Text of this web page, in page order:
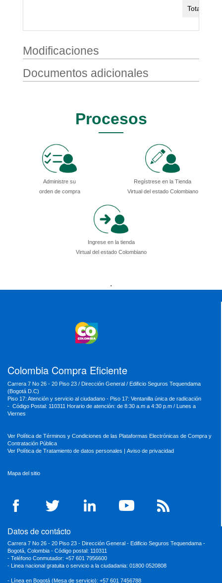
Total
Modificaciones
Documentos adicionales
Procesos
Administre su
orden de compra
Regístrese en la Tienda
Virtual del estado Colombiano
Ingrese en la tienda
Virtual del estado Colombiano
MinRelaciones
MinHacienda
.
Colombia Compra Eficiente
Carrera 7 No 26 - 20 Piso 23 / Dirección General / Edificio Seguros Tequendama
(Bogotá D.C)
Piso 17: Atención y servicio al ciudadano - Piso 17: Ventanilla única de radicación
- Código Postal: 110311 Horario de atención: de 8:30 a.m a 4:30 p.m / Lunes a
Viernes
Ver Política de Términos y Condiciones de las Plataformas Electrónicas de Compra y
Contratación Pública
Ver Política de Tratamiento de datos personales | Aviso de privacidad
Mapa del sitio
Datos de contácto
Carrera 7 No 26 - 20 Piso 23 - Dirección General - Edificio Seguros Tequendama -
Bogotá, Colombia - Código postal: 110311
- Teléfono Conmutador: +57 601 7956600
- Linea nacional gratuita o servicio a la ciudadania: 01800 0520808
- Línea en Bogotá (Mesa de servicio): +57 601 7456788